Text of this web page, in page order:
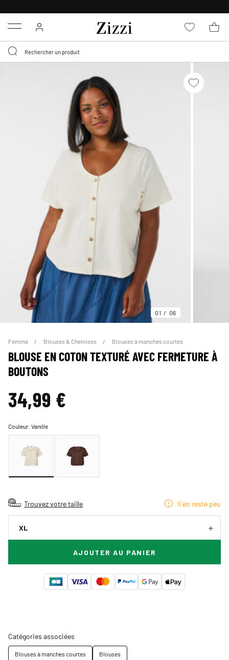
Menu
01 06
Femme Blouses & Chemises Blouses à manches courtes
BLOUSE EN COTON TEXTURÉ AVEC FERMETURE À
BOUTONS
34,99 €
Couleur:Vanille
Trouvez votre taille Il en reste peu
XL
AJOUTER AU PANIER
Catégories associées
Blouses à manches courtes Blouses